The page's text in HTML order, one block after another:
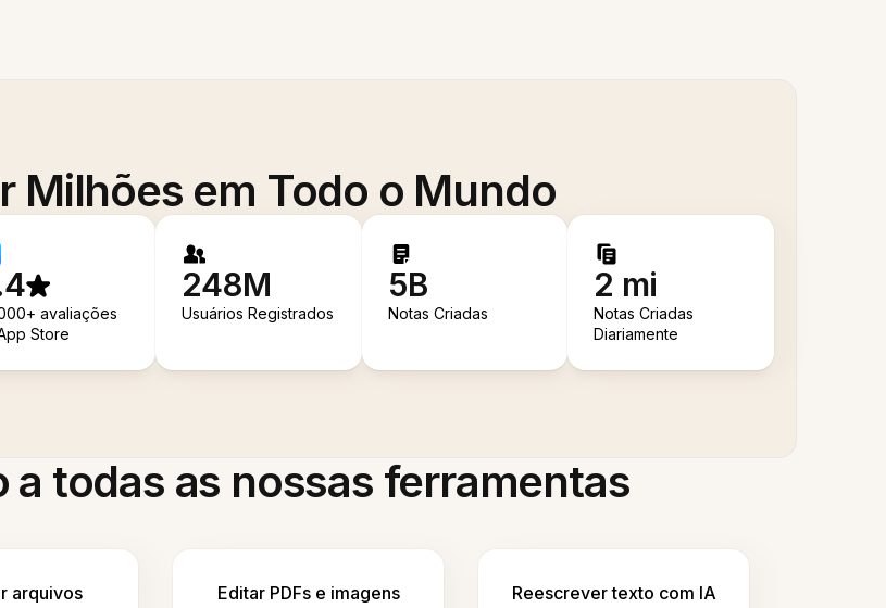
Milhões em Todo o Mundo
avaliações
Store
248M
Usuários Registrados
5B
Notas Criadas
2 mi
Notas Criadas
Diariamente
a todas as nossas ferramentas
arquivos Editar PDFs e imagens Reescrever texto com IA